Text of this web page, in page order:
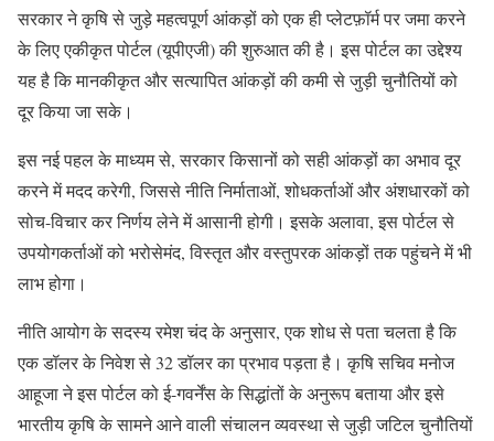
सरकार ने कृषि से जुड़े महत्वपूर्ण आंकड़ों को एक ही प्लेटफ़ॉर्म पर जमा करने
के लिए एकीकृत पोर्टल (यूपीएजी) की शुरुआत की है। इस पोर्टल का उद्देश्य
यह है कि मानकीकृत और सत्यापित आंकड़ों की कमी से जुड़ी चुनौतियों को
दूर किया जा सके।
इस नई पहल के माध्यम से, सरकार किसानों को सही आंकड़ों का अभाव दूर
करने में मदद करेगी, जिससे नीति निर्माताओं, शोधकर्ताओं और अंशधारकों को
सोच-विचार कर निर्णय लेने में आसानी होगी। इसके अलावा, इस पोर्टल से
उपयोगकर्ताओं को भरोसेमंद, विस्तृत और वस्तुपरक आंकड़ों तक पहुंचने में भी
लाभ होगा।
नीति आयोग के सदस्य रमेश चंद के अनुसार, एक शोध से पता चलता है कि
एक डॉलर के निवेश से 32 डॉलर का प्रभाव पड़ता है। कृषि सचिव मनोज
आहूजा ने इस पोर्टल को ई-गवर्नेंस के सिद्धांतों के अनुरूप बताया और इसे
भारतीय कृषि के सामने आने वाली संचालन व्यवस्था से जुड़ी जटिल चुनौतियों